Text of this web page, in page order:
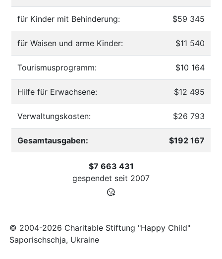
für Kinder mit Behinderung: $59 345
für Waisen und arme Kinder: $11 540
Tourismusprogramm: $10 164
Hilfe für Erwachsene: $12 495
Verwaltungskosten: $26 793
Gesamtausgaben: $192 167
$7 663 431
gespendet seit 2007
© 2004-2026 Charitable Stiftung "Happy Child"
Saporischschja, Ukraine